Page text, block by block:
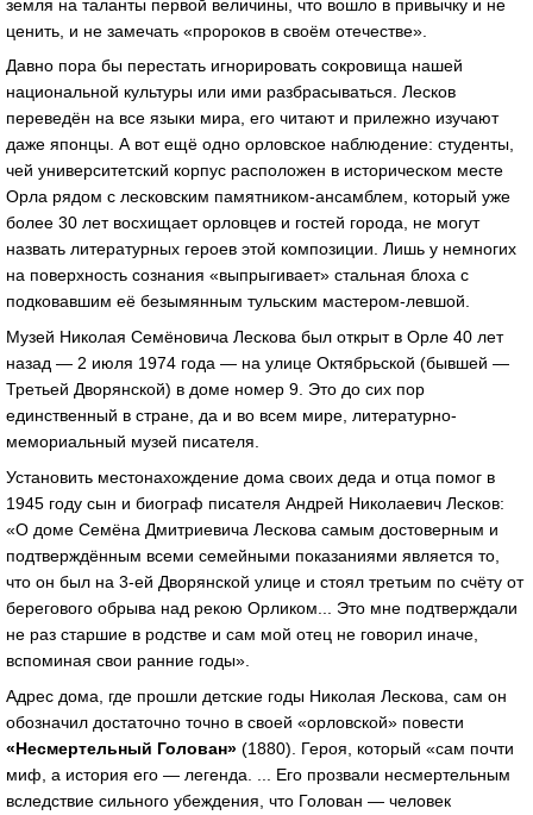
земля на таланты первой величины, что вошло в привычку и не
ценить, и не замечать «пророков в своём отечестве».
Давно пора бы перестать игнорировать сокровища нашей
национальной культуры или ими разбрасываться. Лесков
переведён на все языки мира, его читают и прилежно изучают
даже японцы. А вот ещё одно орловское наблюдение: студенты,
чей университетский корпус расположен в историческом месте
Орла рядом с лесковским памятником-ансамблем, который уже
более 30 лет восхищает орловцев и гостей города, не могут
назвать литературных героев этой композиции. Лишь у немногих
на поверхность сознания «выпрыгивает» стальная блоха с
подковавшим её безымянным тульским мастером-левшой.
Музей Николая Семёновича Лескова был открыт в Орле 40 лет
назад — 2 июля 1974 года — на улице Октябрьской (бывшей —
Третьей Дворянской) в доме номер 9. Это до сих пор
единственный в стране, да и во всем мире, литературно-
мемориальный музей писателя.
Установить местонахождение дома своих деда и отца помог в
1945 году сын и биограф писателя Андрей Николаевич Лесков:
«О доме Семёна Дмитриевича Лескова самым достоверным и
подтверждённым всеми семейными показаниями является то,
что он был на 3-ей Дворянской улице и стоял третьим по счёту от
берегового обрыва над рекою Орликом... Это мне подтверждали
не раз старшие в родстве и сам мой отец не говорил иначе,
вспоминая свои ранние годы».
Адрес дома, где прошли детские годы Николая Лескова, сам он
обозначил достаточно точно в своей «орловской» повести
«Несмертельный Голован» (1880). Героя, который «сам почти
миф, а история его — легенда. ... Его прозвали несмертельным
вследствие сильного убеждения, что Голован — человек